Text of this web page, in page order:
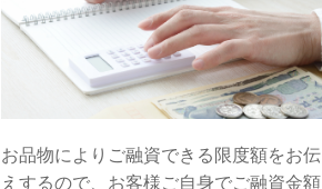
お品物によりご融資できる限度額をお伝
えするので、お客様ご自身でご融資金額